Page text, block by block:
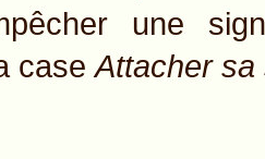
une
caseAttacher sa